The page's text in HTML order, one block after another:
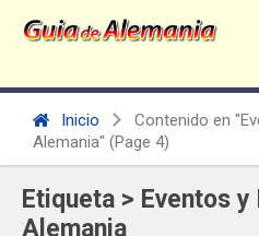
Inicio
Contenido en
Alemania" (Page 4)
Etiqueta > Eventos
Alemania